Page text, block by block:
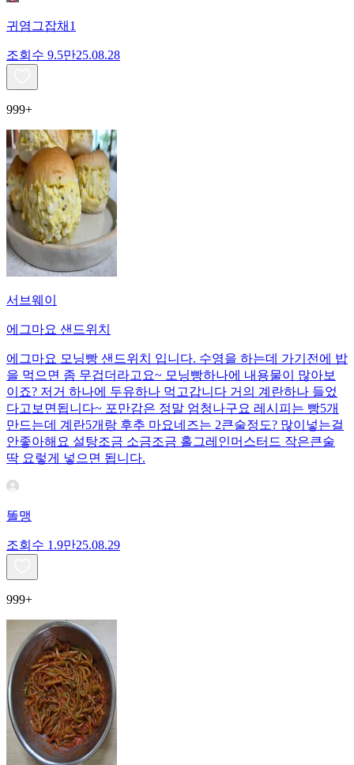
귀염그잡채1
조회수 9.5만25.08.28
999+
서브웨이
에그마요 샌드위치
에그마요 모닝빵 샌드위치 입니다. 수영을 하는데 가기전에 밥
을 먹으면 좀 무겁더라고요~ 모닝빵하나에 내용물이 많아보
이죠? 저거 하나에 두유하나 먹고갑니다 거의 계란하나 들었
다고보면됩니다~ 포만감은 정말 엄청나구요 레시피는 빵5개
만드는데 계란5개랑 후추 마요네즈는 2큰술정도? 많이넣는걸
안좋아해요 설탕조금 소금조금 홀그레인머스터드 작은큰술
딱 요렇게 넣으면 됩니다.
똘맹
조회수 1.9만25.08.29
999+